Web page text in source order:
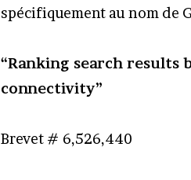
spécifiquement au nom de
“Ranking search results
connectivity”
Brevet # 6,526,440